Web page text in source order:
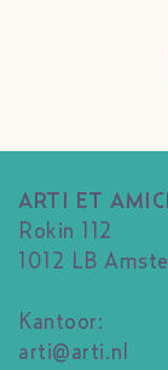
ARTI ET
Rokin 112
1012 LB
Kantoor:
arti@arti.nl